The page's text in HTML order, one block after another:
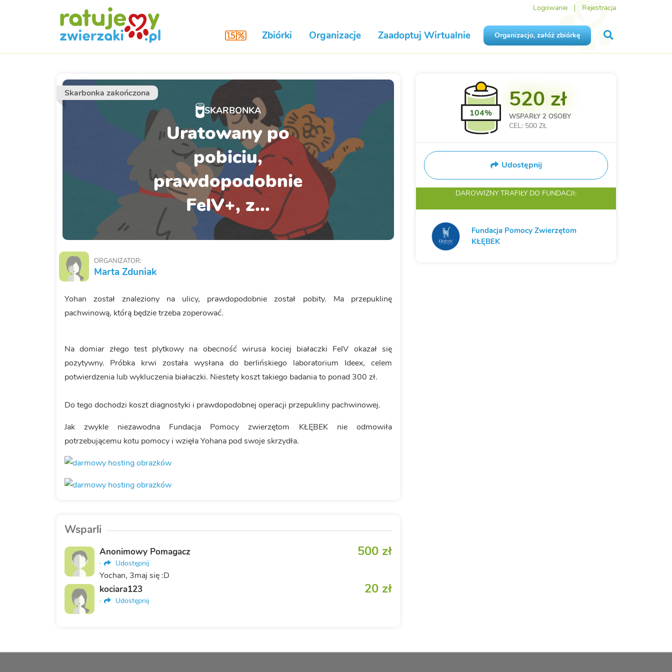
Logowanie Rejestracja
Zbiórki Organizacje Zaadoptuj Wirtualnie Organizacjo, załóż zbiórkę
Skarbonka zakończona
SKARBONKA
Uratowany po
pobiciu,
prawdopodobnie
FelV+, z...
ORGANIZATOR:
Marta Zduniak
Yohan został znaleziony na ulicy, prawdopodobnie został pobity. Ma przepuklinę
pachwinową, którą będzie trzeba zoperować.
Na domiar złego test plytkowy na obecność wirusa kociej białaczki FelV okazał się
pozytywny. Próbka krwi została wysłana do berlińskiego laboratorium Ideex, celem
potwierdzenia lub wykluczenia białaczki. Niestety koszt takiego badania to ponad 300 zł.
Do tego dochodzi koszt diagnostyki i prawdopodobnej operacji przepukliny pachwinowej.
Jak zwykle niezawodna Fundacja Pomocy zwierzętom KŁĘBEK nie odmowiła
potrzebującemu kotu pomocy i wzięła Yohana pod swoje skrzydła.
Wsparli
500 zł
Anonimowy Pomagacz
· Udostępnij
Yochan, 3maj się :D
20 zł
kociara123
· Udostępnij
104%
520 zł
WSPARŁY 2 OSOBY
CEL: 500 ZŁ
Udostępnij
DAROWIZNY TRAFIŁY DO FUNDACJI:
Fundacja Pomocy Zwierzętom
KŁĘBEK